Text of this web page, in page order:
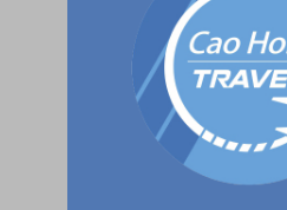
除非取得您的同意或其他法令之
的個人資料揭露予第三人或使用
在您於本網站註冊帳號、使用本
贈獎時，本網站會收集您的個人
業夥伴處取得個人資料。
當客戶在本網站註冊時，我們會
身份證字號、電子郵件、出生日
當您註冊成功，並登入使用我們